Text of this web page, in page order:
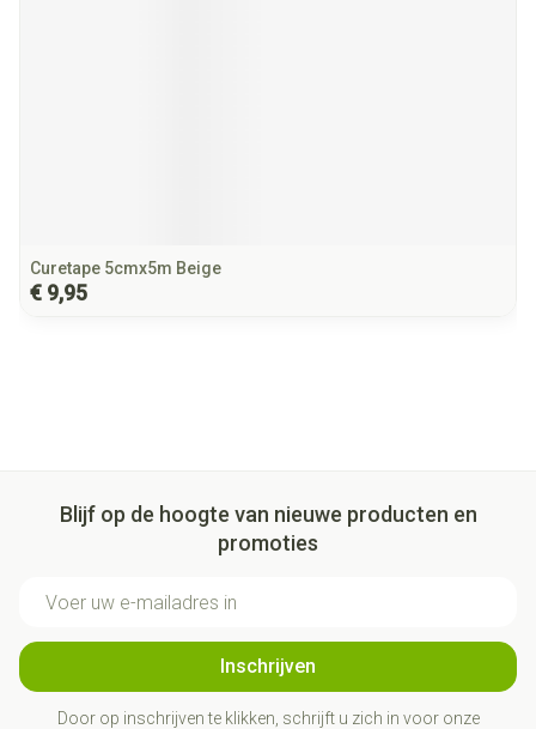
Curetape 5cmx5m Beige
€ 9,95
Blijf op de hoogte van nieuwe producten en
promoties
Inschrijven
Door op inschrijven te klikken, schrijft u zich in voor onze